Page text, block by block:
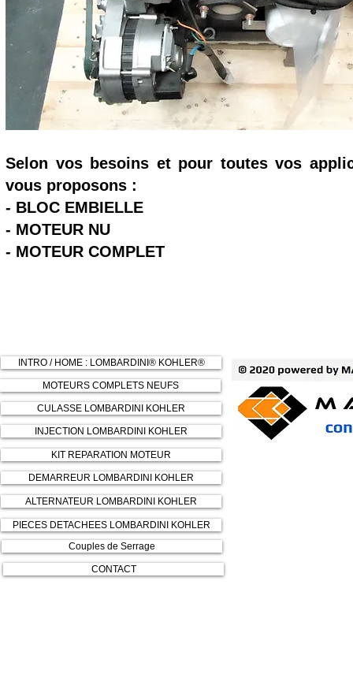
Selon vos besoins et pour toutes vos
vous proposons :
- BLOC EMBIELLE
- MOTEUR NU
- MOTEUR COMPLET
INTRO / HOME : LOMBARDINI® KOHLER®
MOTEURS COMPLETS NEUFS
CULASSE LOMBARDINI KOHLER
INJECTION LOMBARDINI KOHLER
KIT REPARATION MOTEUR
DEMARREUR LOMBARDINI KOHLER
ALTERNATEUR LOMBARDINI KOHLER
PIECES DETACHEES LOMBARDINI KOHLER
Couples de Serrage
CONTACT